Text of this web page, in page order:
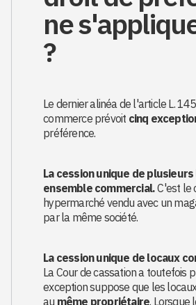
ne
?
Le dernier alinéa de l'article L.
commerce prévoit cinq
préférence.
La cession unique de
ensemble commercial.C'est le
hypermarché vendu avec un
par la même société.
La cession unique de locaux
La Cour de cassation a toutefois
exception suppose que les
au même propriétaire. Lorsque